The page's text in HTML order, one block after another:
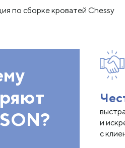
по сборке кроватей Chessy
и
с